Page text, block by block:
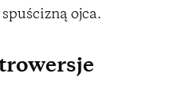
ojca.